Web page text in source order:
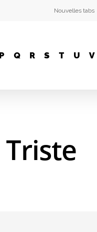
Nouvelles tabs
P Q R S T U V